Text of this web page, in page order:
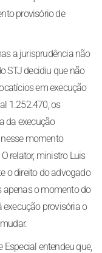
provisório de
a jurisprudência não
STJ decidiu que não
em execução
1.252.470, os
da execução
momento
relator, ministro Luis
o direito do advogado
apenas o momento do
execução provisória o
Especial entendeu que,